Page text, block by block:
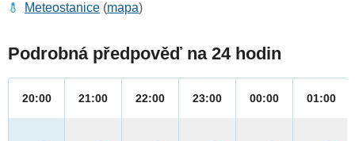
Meteostanice (mapa)
Podrobná předpověď na 24 hodin
20:00 21:00 22:00 23:00 00:00 01:00